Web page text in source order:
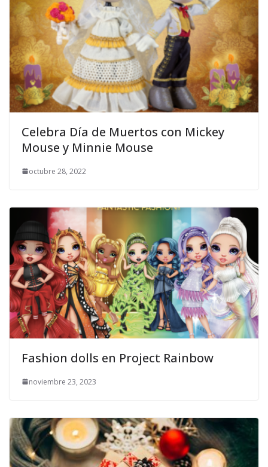
Celebra Día de Muertos con Mickey
Mouse y Minnie Mouse
octubre 28, 2022
Fashion dolls en Project Rainbow
noviembre 23, 2023